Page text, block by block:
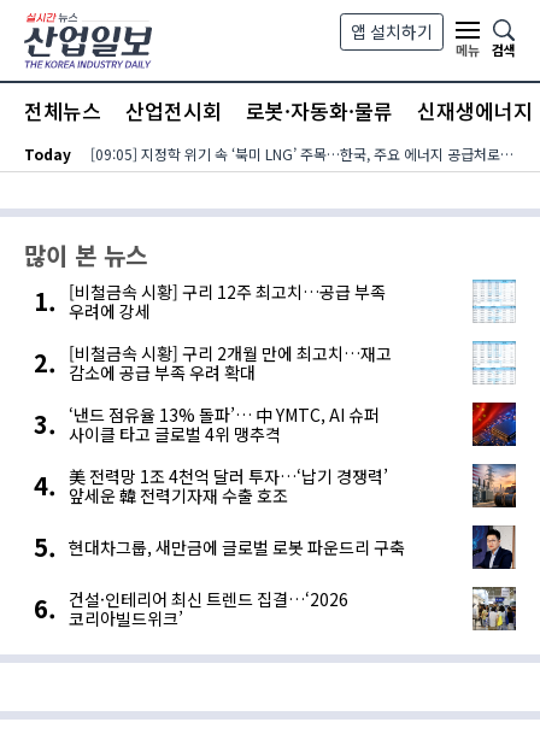
본문 바로가기
앱 설치하기
메뉴
검색
전체뉴스 산업전시회 로봇·자동화·물류 신재생에너지
Today [09:05] 지정학 위기 속 ‘북미 LNG’ 주목…한국, 주요 에너지 공급처로 확보해야
많이 본 뉴스
[비철금속 시황] 구리 12주 최고치…공급 부족
우려에 강세
[비철금속 시황] 구리 2개월 만에 최고치…재고
감소에 공급 부족 우려 확대
‘낸드 점유율 13% 돌파’… 中 YMTC, AI 슈퍼
사이클 타고 글로벌 4위 맹추격
美 전력망 1조 4천억 달러 투자…‘납기 경쟁력’
앞세운 韓 전력기자재 수출 호조
현대차그룹, 새만금에 글로벌 로봇 파운드리 구축
건설·인테리어 최신 트렌드 집결…‘2026
코리아빌드위크’